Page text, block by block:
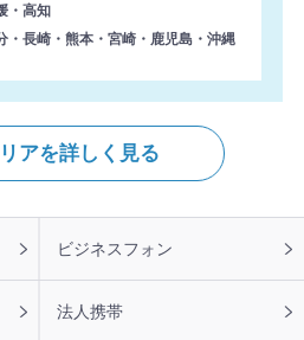
・高知
・長崎・熊本・宮崎・鹿児島・沖縄
アを詳しく見る
ビジネスフォン
法人携帯